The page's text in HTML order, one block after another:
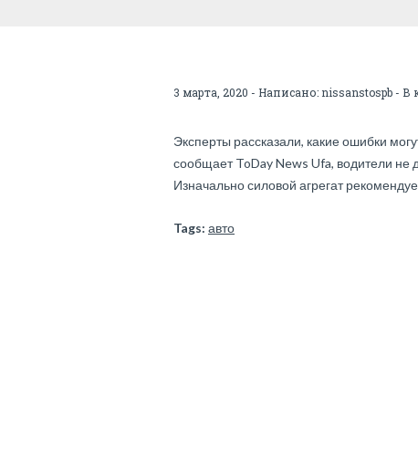
3 марта, 2020 - Написано: nissanstospb - В
Эксперты рассказали, какие ошибки
сообщает ToDay News Ufa, водители не
Изначально силовой агрегат
Tags: авто